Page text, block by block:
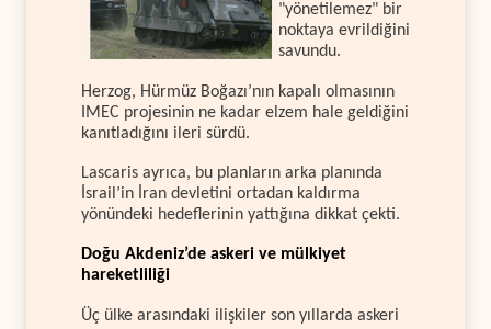
"yönetilemez" bir
noktaya evrildiğini
savundu.
Herzog, Hürmüz Boğazı’nın kapalı olmasının
IMEC projesinin ne kadar elzem hale geldiğini
kanıtladığını ileri sürdü.
Lascaris ayrıca, bu planların arka planında
İsrail’in İran devletini ortadan kaldırma
yönündeki hedeflerinin yattığına dikkat çekti.
Doğu Akdeniz’de askeri ve mülkiyet
hareketliliği
Üç ülke arasındaki ilişkiler son yıllarda askeri